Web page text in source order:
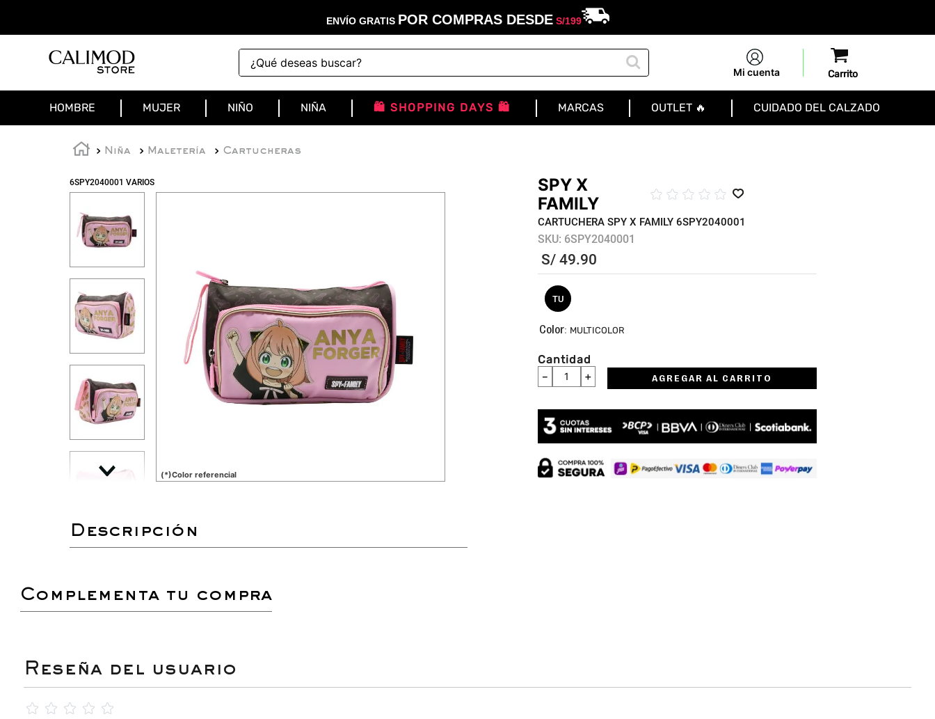
ENVÍO GRATIS POR COMPRAS DESDES/199
¿Qué deseas buscar?
Mi cuenta
HOMBRE MUJER NIÑO NIÑA 🛍️ SHOPPING DAYS 🛍️ MARCAS OUTLET 🔥 CUIDADO DEL CALZADO
Niña Maletería Cartucheras
6SPY2040001 VARIOS
(*)Color referencial
SPY X
FAMILY
☆ ☆ ☆ ☆ ☆
CARTUCHERA SPY X FAMILY 6SPY2040001
SKU: 6SPY2040001
S/ 49.90
TU
: MULTICOLOR
Cantidad
＋
－ AGREGAR AL CARRITO
complementa tu compra
☆ ☆ ☆ ☆ ☆